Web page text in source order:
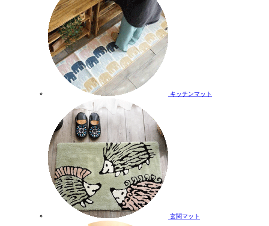
キッチンマット
玄関マット